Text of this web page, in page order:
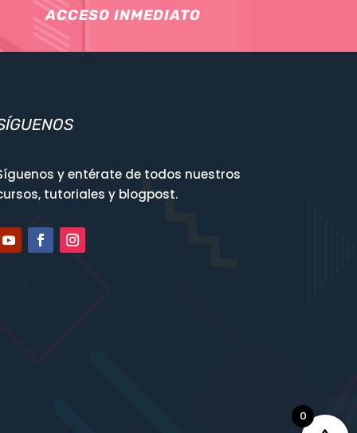
ACCESO INMEDIATO
y entérate de todos nuestros
tutoriales y blogpost.
0